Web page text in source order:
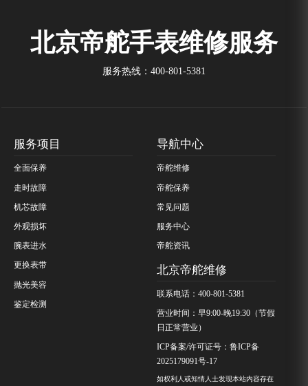
北京帝舵手表维修服务
服务热线： 400-801-5381
服务项目
全面保养
走时故障
机芯故障
外观损坏
腕表进水
更换表带
抛光美容
鉴定检测
导航中心
帝舵维修
帝舵保养
常见问题
服务中心
帝舵资讯
北京帝舵维修
联系电话：400-801-5381
营业时间：早9:00-晚19:30（节假
日正常营业）
ICP备案/许可证号：鲁ICP备
2025179091号-17
如权利人或知情人士发现本站内容存在